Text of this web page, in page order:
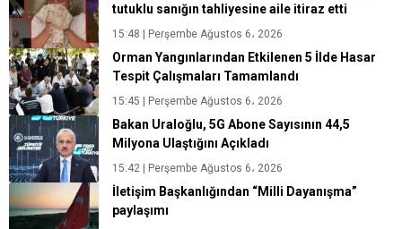
tutuklu sanığın tahliyesine aile itiraz etti
15:48 | Perşembe Ağustos 6، 2026
Orman Yangınlarından Etkilenen 5 İlde Hasar
Tespit Çalışmaları Tamamlandı
15:45 | Perşembe Ağustos 6، 2026
Bakan Uraloğlu, 5G Abone Sayısının 44,5
Milyona Ulaştığını Açıkladı
15:42 | Perşembe Ağustos 6، 2026
İletişim Başkanlığından “Milli Dayanışma”
paylaşımı